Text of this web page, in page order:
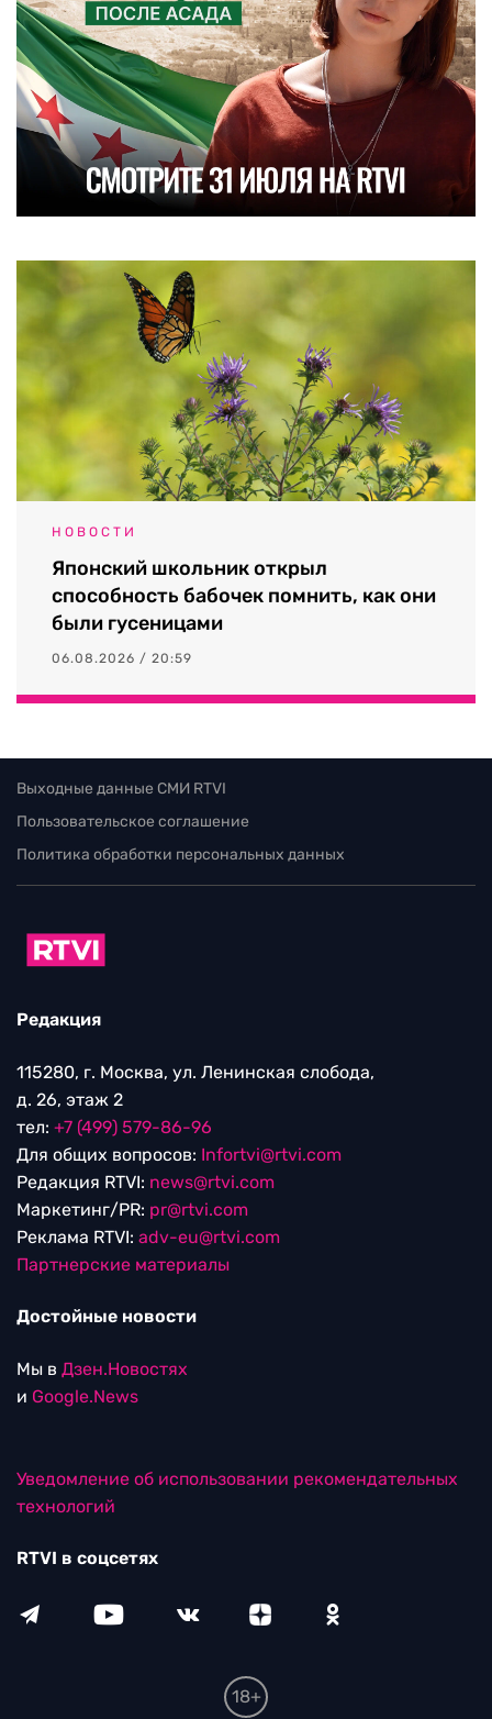
НОВОСТИ
Японский школьник открыл
способность бабочек помнить, как они
были гусеницами
06.08.2026 / 20:59
Выходные данные СМИ RTVI
Пользовательское соглашение
Политика обработки персональных данных
Редакция
115280, г. Москва, ул. Ленинская слобода,
д. 26, этаж 2
тел: +7 (499) 579-86-96
Для общих вопросов: Infortvi@rtvi.com
Редакция RTVI: news@rtvi.com
Маркетинг/PR: pr@rtvi.com
Реклама RTVI: adv-eu@rtvi.com
Партнерские материалы
Достойные новости
Мы в Дзен.Новостях
и Google.News
Уведомление об использовании рекомендательных
технологий
RTVI в соцсетях
18+